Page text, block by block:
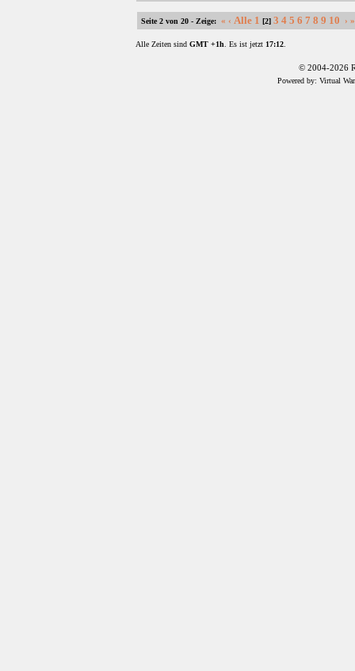
Seite 2 von 20 - Zeige:« ‹ Alle 1 [2] 3 4 5 6 7 8 9 10 › »
Alle Zeiten sindGMT +1h . Es ist jetzt 17:12
© 2004-2026
Powered by: Virtual